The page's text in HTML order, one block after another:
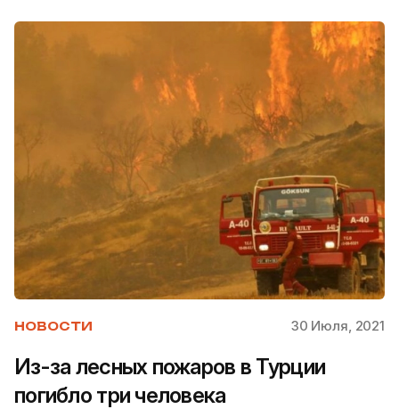
НОВОСТИ 30 Июля, 2021
Из-за лесных пожаров в Турции
погибло три человека